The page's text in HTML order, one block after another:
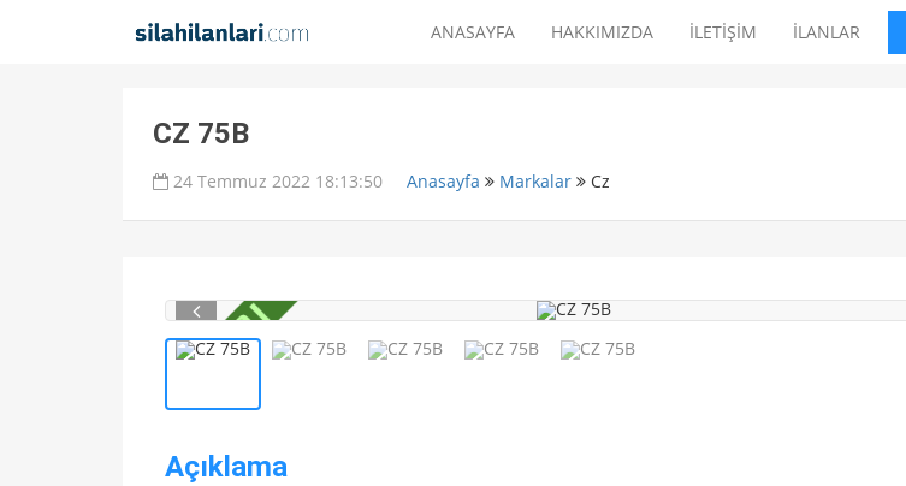
ANASAYFA HAKKIMIZDA İLETİŞİM İLANLAR
CZ 75B
24 Temmuz 2022 18:13:50 Anasayfa Markalar Cz
Açıklama